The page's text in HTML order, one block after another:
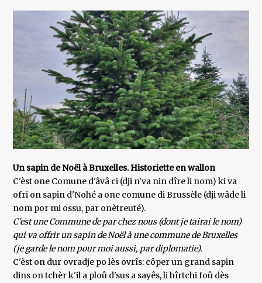
Un sapin de Noël à Bruxelles. Historiette en wallon
C'èst one Comune d'âvâ ci (dji n'va nin dîre li nom) ki va
ofri on sapin d'Nohé a one comune di Brussèle (dji wâde li
nom por mi ossu, par onètreuté).
C'est une Commune de par chez nous (dont je tairai le nom)
qui va offrir un sapin de Noël à une commune de Bruxelles
(je garde le nom pour moi aussi, par diplomatie).
C'èst on dur ovradje po lès ovrîs: côper un grand sapin
dins on tchèr k'il a ploû d'sus a sayês, li hîrtchi foû dès